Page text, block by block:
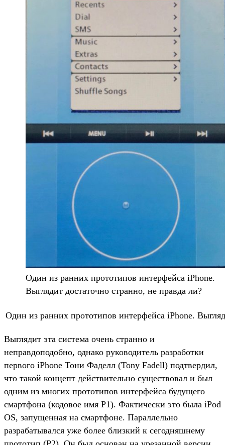
Один из ранних прототипов интерфейса iPhone.
Выглядит достаточно странно, не правда ли?
Один из ранних прототипов интерфейса iPhone.
Выглядит эта система очень странно и
неправдоподобно, однако руководитель разработки
первого iPhone Тони Фаделл (Tony Fadell) подтвердил,
что такой концепт действительно существовал и был
одним из многих прототипов интерфейса будущего
смартфона (кодовое имя P1). Фактически это была iPod
OS, запущенная на смартфоне. Параллельно
разрабатывался уже более близкий к сегодняшнему